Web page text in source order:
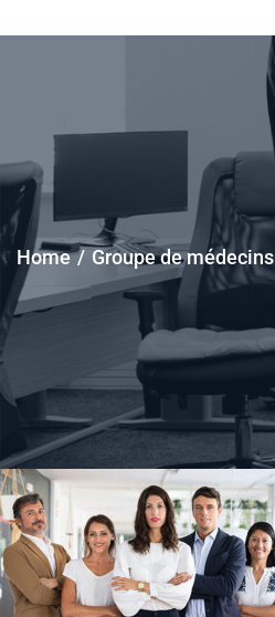
Home / Groupe de médecins